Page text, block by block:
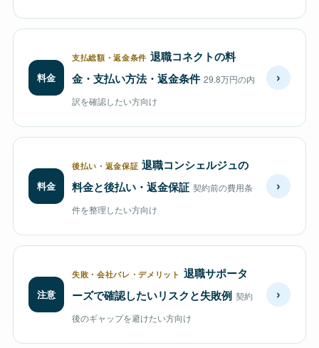
料金
支払総額・返金条件 退職コネクトの料
金・支払い方法・返金条件 29.8万円の内
訳を確認したい方向け
›
料金
後払い・返金保証 退職コンシェルジュの
料金と後払い・返金保証 契約前の費用条
件を整理したい方向け
›
注意
失敗・会社バレ・デメリット 退職サポータ
ーズで確認したいリスクと失敗例 契約
後のギャップを避けたい方向け
›